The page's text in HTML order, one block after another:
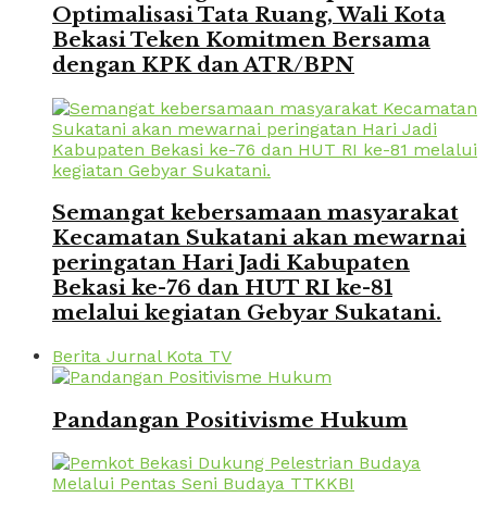
Optimalisasi Tata Ruang, Wali Kota
Bekasi Teken Komitmen Bersama
dengan KPK dan ATR/BPN
Semangat kebersamaan masyarakat
Kecamatan Sukatani akan mewarnai
peringatan Hari Jadi Kabupaten
Bekasi ke-76 dan HUT RI ke-81
melalui kegiatan Gebyar Sukatani.
Berita Jurnal Kota TV
Pandangan Positivisme Hukum